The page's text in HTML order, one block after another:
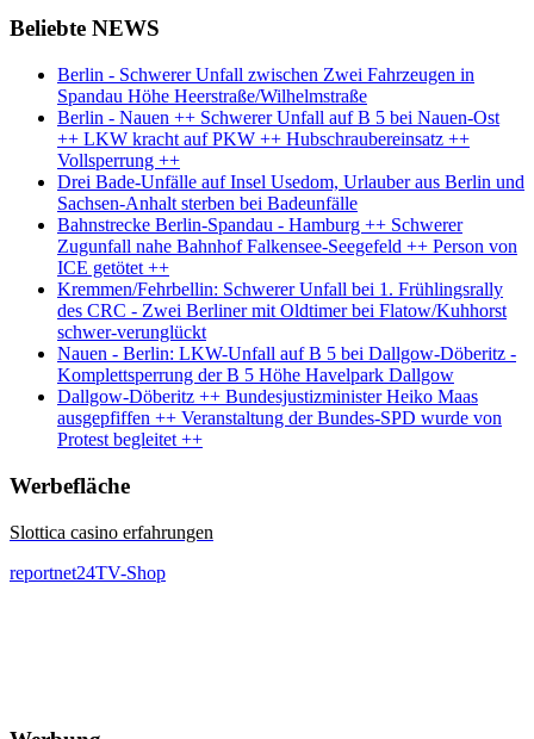
Beliebte NEWS
Berlin - Schwerer Unfall zwischen Zwei Fahrzeugen in
Spandau Höhe Heerstraße/Wilhelmstraße
Berlin - Nauen ++ Schwerer Unfall auf B 5 bei Nauen-Ost
++ LKW kracht auf PKW ++ Hubschraubereinsatz ++
Vollsperrung ++
Drei Bade-Unfälle auf Insel Usedom, Urlauber aus Berlin und
Sachsen-Anhalt sterben bei Badeunfälle
Bahnstrecke Berlin-Spandau - Hamburg ++ Schwerer
Zugunfall nahe Bahnhof Falkensee-Seegefeld ++ Person von
ICE getötet ++
Kremmen/Fehrbellin: Schwerer Unfall bei 1. Frühlingsrally
des CRC - Zwei Berliner mit Oldtimer bei Flatow/Kuhhorst
schwer-verunglückt
Nauen - Berlin: LKW-Unfall auf B 5 bei Dallgow-Döberitz -
Komplettsperrung der B 5 Höhe Havelpark Dallgow
Dallgow-Döberitz ++ Bundesjustizminister Heiko Maas
ausgepfiffen ++ Veranstaltung der Bundes-SPD wurde von
Protest begleitet ++
Werbefläche
Slottica casino erfahrungen
reportnet24TV-Shop